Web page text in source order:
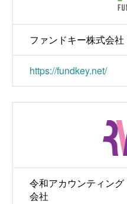
ファンドキー株式会社
https://fundkey.net/
令和アカウンティン
会社